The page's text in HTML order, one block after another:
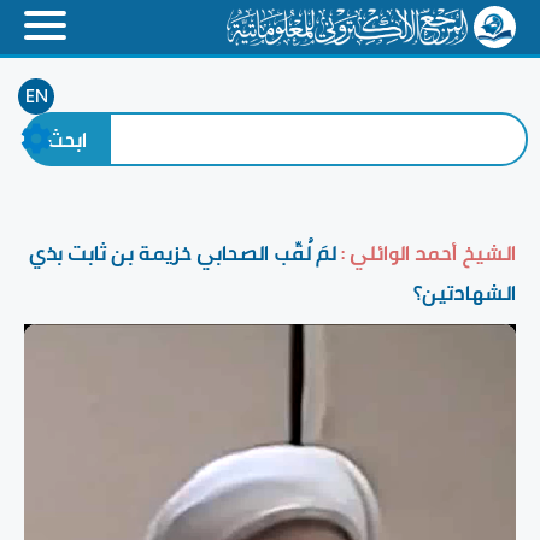
EN
الشيخ أحمد الوائلي :لمَ لُقّب الصحابي خزيمة بن ثابت بذي
الشهادتين؟